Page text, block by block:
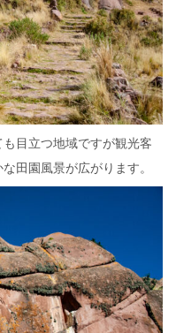
目立つ地域ですが観光客
田園風景が広がります。